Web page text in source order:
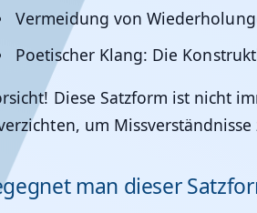
Vermeidung von
Poetischer Klang: Die
Diese Satzform ist nicht
um
man dieser